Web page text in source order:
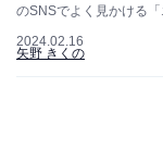
のSNSでよく見かける
2024.02.16
矢野 きくの